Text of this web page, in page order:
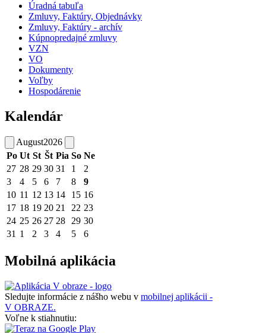
Úradná tabuľa
Zmluvy, Faktúry, Objednávky
Zmluvy, Faktúry - archív
Kúpnopredajné zmluvy
VZN
VO
Dokumenty
Voľby
Hospodárenie
Kalendár
August2026
Po Ut St Št Pia So Ne
27 28 29 30 31 1
2
3
4 5 6 7 8
9
10 11 12 13 14 15 16
17 18 19 20 21 22 23
24 25 26 27 28 29 30
31 1 2 3 4 5 6
Mobilná aplikácia
Sledujte informácie z nášho webu v mobilnej aplikácii -
V OBRAZE.
Voľne k stiahnutiu: